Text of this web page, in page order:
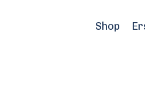
Shop